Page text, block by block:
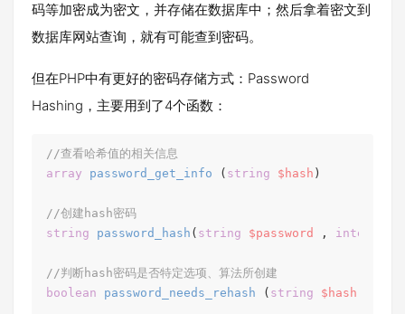
码等加密成为密文，并存储在数据库中；然后拿着密文到
数据库网站查询，就有可能查到密码。
但在PHP中有更好的密码存储方式：Password
Hashing，主要用到了4个函数：
//查看哈希值的相关信息
array
password_get_info ( string $hash )
//创建hash密码
string
password_hash ( string $password , integer
//判断hash密码是否特定选项、算法所创建
boolean
password_needs_rehash ( string $hash